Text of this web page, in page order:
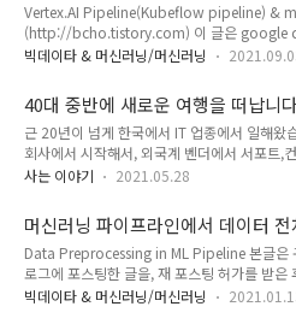
Vertex.AI Pipeline(Kubeflow pipeline) &
(http://bcho.tistory.com) 이 글은 google
codelab의 Using Vertex ML Metadata with
https://
pipelines) 예제 코드의 실행은 위의 링크를 참
step으로 진행할 수 있다. Vertex.AI는 구글 클
폼 솔루션으로 여러가지 컴포넌트를 가지고 있
데이터를 읽어서 학습하고, 모델을 만들어서 배
빅데이타 & 머신러닝/머신러닝
40대 중반에 새로운 여행을 떠납니
근 20년이 넘게 한국에서 IT 업종에서 일해왔
회사에서 시작해서, 외국계 벤더에서 서포트,
일도 해보고, 국내 인터넷 회사에도 들렀다가,
했습니다. 몸도 많이 힘들고 잃은 것도 많지만
것도 많았습니다. 그리고 좋은 분들의 도움으로
어로써 일해오고 있습니다. 그러다가 재 작년
여행을 갔을때, 아이들이 자유롭게 놀고 창의
습이 눈에 많이 들어오더군요. 한국에서는 어린
사는 이야기 2021.05.28
머신러닝 파이프라인에서 데이터
Data Preprocessing in ML Pipeline 본글은
로그에 포스팅한 글을, 재 포스팅 허가를 받은
니다. 다른 좋은 글들도 많으니 아래 출처 링크
빅데이타 & 머신러닝/머신러닝